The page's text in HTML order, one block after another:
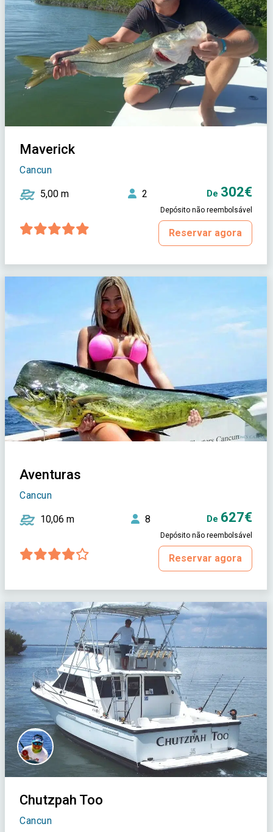
Maverick
Cancun
5,00 m 2 De 302€
Depósito não reembolsável
Reservar agora
Aventuras
Cancun
10,06 m 8 De 627€
Depósito não reembolsável
Reservar agora
Chutzpah Too
Cancun